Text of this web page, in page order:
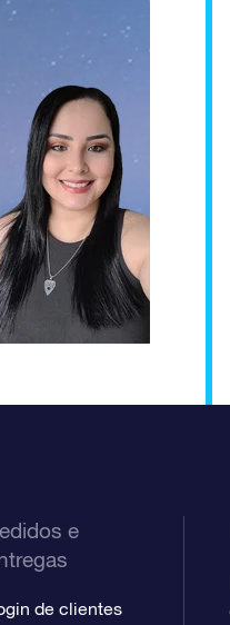
e
de clientes